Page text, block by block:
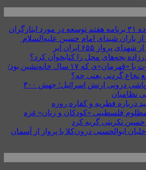
بچه‌های محل را کتابخوان کرد؟
یک زندگی متفاوت با «قهرمان»ی که ۱۷ سال خانه‌نشین بود/
نخاع گردنی یعنی چه؟
خودکشی و فروپاشی درونی ارتش اسرائیل؛ جهش ۳۰۰
نظامیان
فلسطینی «کودکان و زنان» غزه
تکریتی گریه کرد
ابوالحسنی درون‌کلا با پرواز از آسمان